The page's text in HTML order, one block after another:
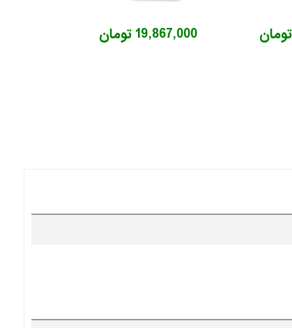
19,867,000 تومان